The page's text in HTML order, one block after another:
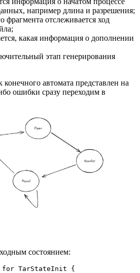
например длина и разрешения;
фрагмента отслеживается ход
какая информация о дополнении
этап генерирования
автомата представлен на
ошибки сразу переходим в
состоянием:
for TarStateInit {